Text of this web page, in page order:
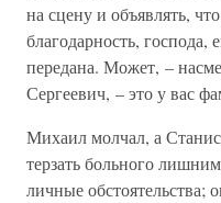
на сцену и объявлять,
благодарность, господа,
передана. Может, –
Сергеевич, – это у вас
Михаил молчал, а
терзать больного
личные обстоятельства;